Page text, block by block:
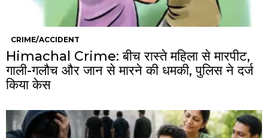
CRIME/ACCIDENT
Himachal Crime: बीच रास्ते महिला से मारपीट,
गाली-गलौच और जान से मारने की धमकी, पुलिस ने दर्ज
किया केस